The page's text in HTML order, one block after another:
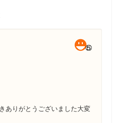
ありがとうございました大変